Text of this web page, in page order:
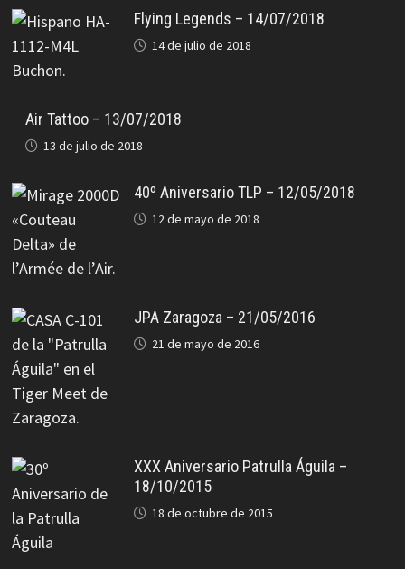
Flying Legends – 14/07/2018
14 de julio de 2018
Air Tattoo – 13/07/2018
13 de julio de 2018
40º Aniversario TLP – 12/05/2018
12 de mayo de 2018
JPA Zaragoza – 21/05/2016
21 de mayo de 2016
XXX Aniversario Patrulla Águila –
18/10/2015
18 de octubre de 2015